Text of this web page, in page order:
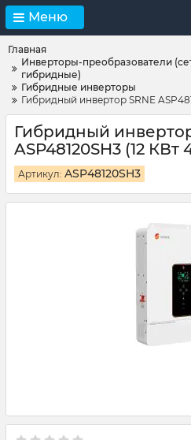
Меню
Главная
Инверторы-преобразователи
гибридные)
Гибридные инверторы
Гибридный инвертор SRNE
Гибридный
ASP48120SH3 (12 КВт
Артикул: ASP48120SH3